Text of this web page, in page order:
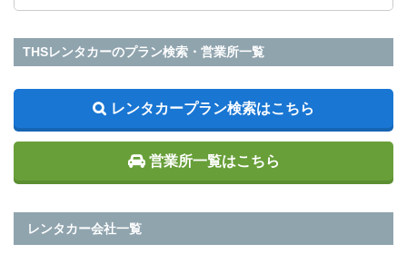
THSレンタカーのプラン検索・営業所一覧
レンタカープラン検索はこちら
営業所一覧はこちら
レンタカー会社一覧